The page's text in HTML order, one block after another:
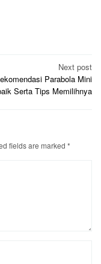
Next post
Parabola Mini
Serta Tips Memilihnya
fields are marked *